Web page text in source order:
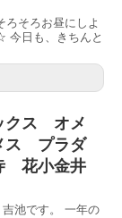
ろそろお昼にしよ
今日も、きちんと
クス オメ
ス プラダ
花小金井
池です。 一年の